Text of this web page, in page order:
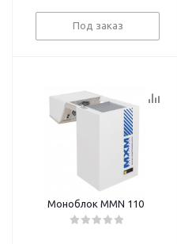
Под заказ
Моноблок MMN 110